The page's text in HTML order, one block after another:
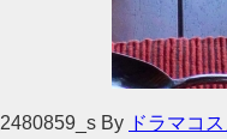
2480859_s By ドラマコ